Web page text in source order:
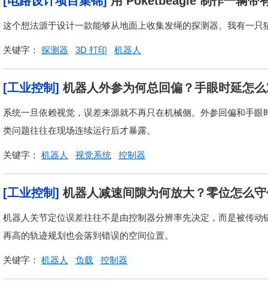
这个想法源于设计一款能够从地面上收集发绳的探测器。我有一只
关键字： 探测器 3D 打印 机器人
[工业控制] 机器人外参为何总回偏？手眼时延怎
系统一旦依赖视觉，误差来源就不再只在机械侧。外参回偏和手
类问题往往在现场连续运行后才暴露。
关键字： 机器人 视觉系统 控制器
[工业控制] 机器人减速间隙为何放大？零位怎么
机器人关节定位误差往往不是由控制器分辨率先决定，而是被传
再高的轨迹规划也会落到错误的空间位置。
关键字： 机器人 负载 控制器